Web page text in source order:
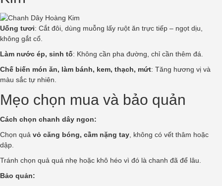
Uống tươi: Cắt đôi, dùng muỗng lấy ruột ăn trực tiếp – ngọt dịu,
không gắt cổ.
Làm nước ép, sinh tố: Không cần pha đường, chỉ cần thêm đá.
Chế biến món ăn, làm bánh, kem, thạch, mứt: Tăng hương vị và
màu sắc tự nhiên.
Mẹo chọn mua và bảo quản
Cách chọn chanh dây ngon:
Chọn quả vỏ căng bóng, cầm nặng tay , không có vết thâm hoặc
dập.
Tránh chọn quả quá nhẹ hoặc khô héo vì đó là chanh đã để lâu.
Bảo quản: